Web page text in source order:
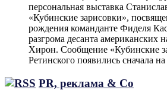
персональная выставка
«Кубинские зарисовки»,
рождения команданте Фиделя
разгрома десанта американских
Хирон. Сообщение «Кубинские
Ретинского появились сначала
PR, реклама & Co